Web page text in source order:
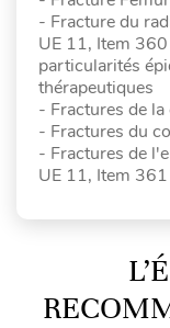
- Fracture du
UE 11, Item
particularités
thérapeutiques
- Fractures de
- Fractures du
- Fractures de
UE 11, Item